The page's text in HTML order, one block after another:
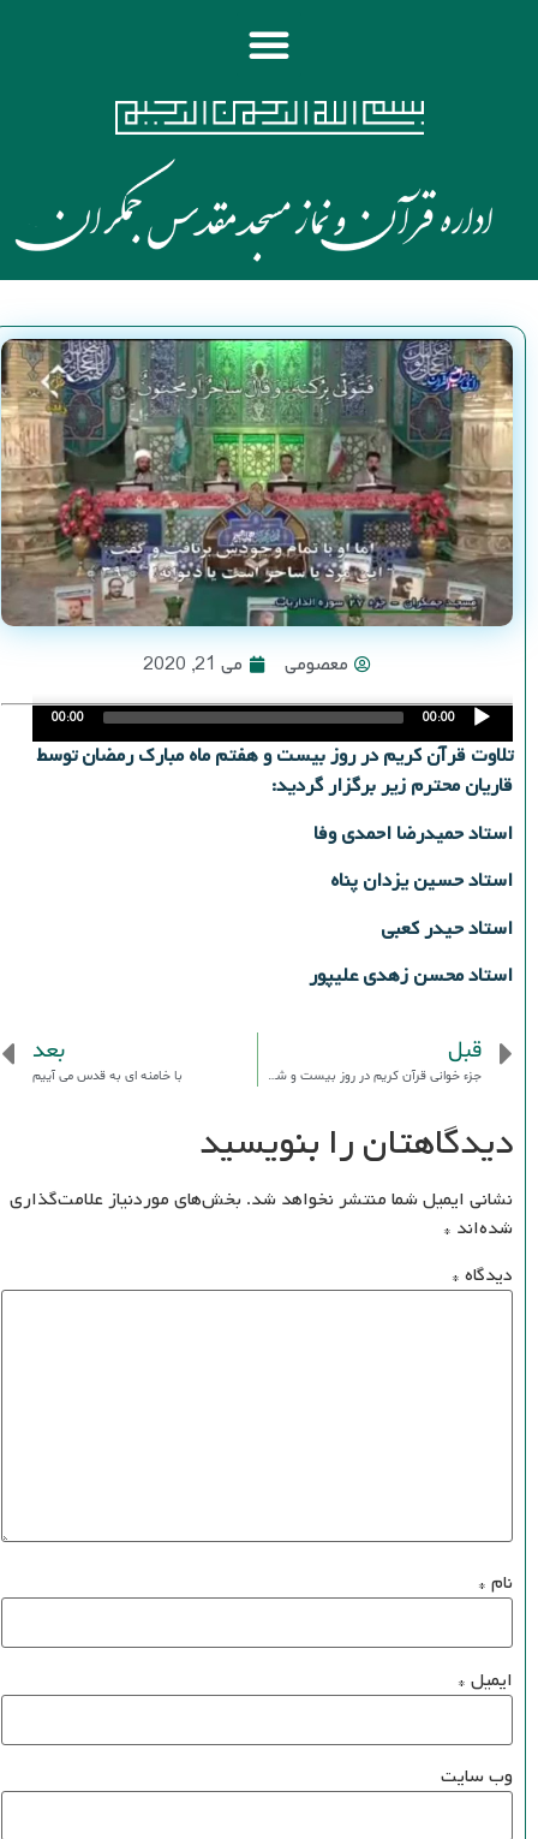
معصومی
می 21, 2020
Audio
Player
00:00
00:00
تلاوت قرآن کریم در روز بیست و هفتم ماه مبارک رمضان توسط
قاریان محترم زیر برگزار گردید:
استاد حمیدرضا احمدی وفا
استاد حسین یزدان پناه
استاد حیدر کعبی
استاد محسن زهدی علیپور
قبل
جزء خوانی قرآن کریم در روز بیست و ششم ماه مبارک رمضان سال 99
بعد
با خامنه ای به قدس می آییم
دیدگاهتان را بنویسید
نشانی ایمیل شما منتشر نخواهد شد.بخش‌های موردنیاز علامت‌گذاری
شده‌اند*
دیدگاه*
نام*
ایمیل*
وب‌ سایت